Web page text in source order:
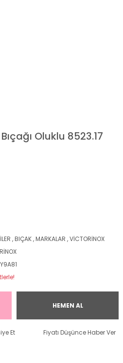
Oluklu 8523.17
,BIÇAK,MARKALAR ,VİCTORİNOX
HEMEN AL
Et Fiyatı Düşünce Haber Ver